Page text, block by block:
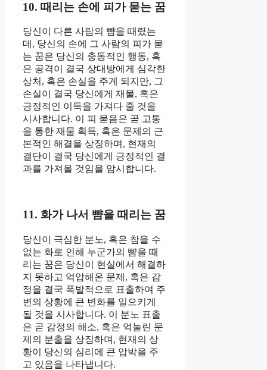
10. 때리는 손에 피가 묻는 꿈
당신이 다른 사람의 뺨을 때렸는
데, 당신의 손에 그 사람의 피가 묻
는 꿈은 당신의 충동적인 행동, 혹
은 공격이 결국 상대방에게 심각한
상처, 혹은 손실을 주게 되지만, 그
손실이 결국 당신에게 재물, 혹은
긍정적인 이득을 가져다 줄 것을
시사합니다. 이 피 묻음은 곧 고통
을 통한 재물 획득, 혹은 문제의 근
본적인 해결을 상징하며, 현재의
결단이 결국 당신에게 긍정적인 결
과를 가져올 것임을 암시합니다.
11. 화가 나서 뺨을 때리는 꿈
당신이 극심한 분노, 혹은 참을 수
없는 화로 인해 누군가의 뺨을 때
리는 꿈은 당신이 현실에서 해결하
지 못하고 억압해온 문제, 혹은 감
정을 결국 폭발적으로 표출하여 주
변의 상황에 큰 변화를 일으키게
될 것을 시사합니다. 이 분노 표출
은 곧 감정의 해소, 혹은 억눌린 문
제의 분출을 상징하며, 현재의 상
황이 당신의 심리에 큰 압박을 주
고 있음을 나타냅니다.